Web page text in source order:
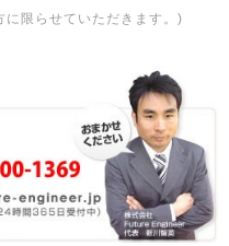
限らせていただきます。)